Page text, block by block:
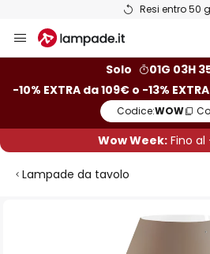
Resi entro 50
Salta
al
Solo
01G 03H
-10% EXTRA da 109€ o -13%
Codice:WOW
Wow Week: Fino al
Lampade da tavolo